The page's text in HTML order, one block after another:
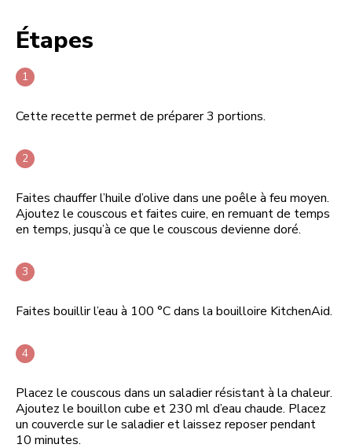
Étapes
Cette recette permet de préparer 3 portions.
Faites chauffer l’huile d’olive dans une poêle à feu moyen.
Ajoutez le couscous et faites cuire, en remuant de temps
en temps, jusqu’à ce que le couscous devienne doré.
Faites bouillir l’eau à 100 °C dans la bouilloire KitchenAid.
Placez le couscous dans un saladier résistant à la chaleur.
Ajoutez le bouillon cube et 230 ml d’eau chaude. Placez
un couvercle sur le saladier et laissez reposer pendant
10 minutes.